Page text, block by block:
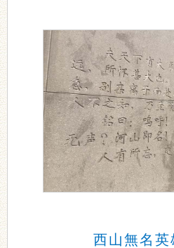
西山無名英